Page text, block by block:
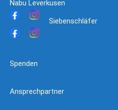
Nabu Leverkusen
Siebenschläfer
Spenden
Ansprechpartner